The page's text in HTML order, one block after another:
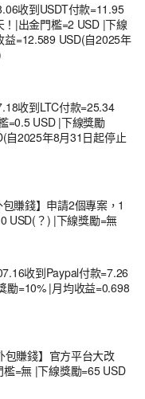
收到USDT付款=11.95
|出金門檻=2 USD |下線
=12.589 USD(自2025年
收到LTC付款=25.34
=0.5 USD |下線獎勵
自2025年8月31日起停止
賺錢】申請2個專案，1
USD(？) |下線獎勵=無
收到Paypal付款=7.26
勵=10% |月均收益=0.698
包賺錢】官方平台大改
=無 |下線獎勵=65 USD